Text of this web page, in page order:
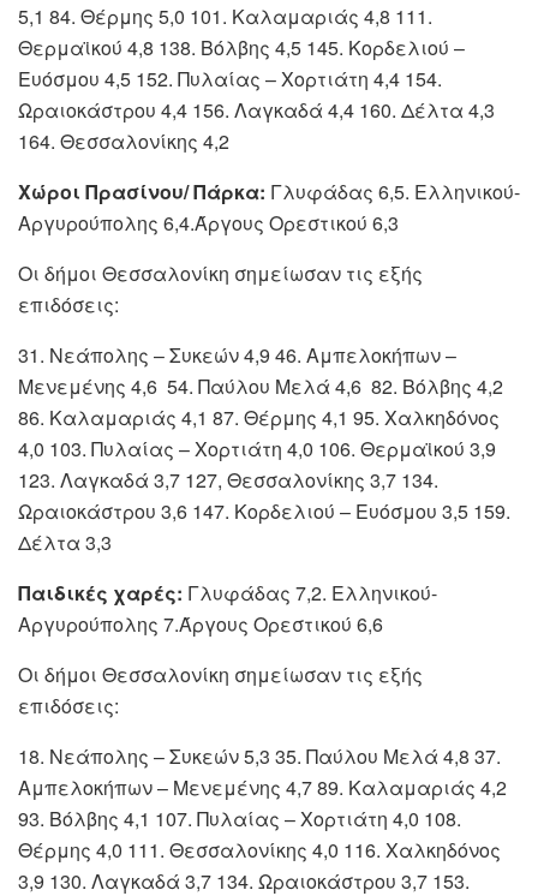
5,1 84. Θέρμης 5,0 101. Καλαμαριάς 4,8 111.
Θερμαϊκού 4,8 138. Βόλβης 4,5 145. Κορδελιού –
Ευόσμου 4,5 152. Πυλαίας – Χορτιάτη 4,4 154.
Ωραιοκάστρου 4,4 156. Λαγκαδά 4,4 160. Δέλτα 4,3
164. Θεσσαλονίκης 4,2
Χώροι Πρασίνου/ Πάρκα: Γλυφάδας 6,5. Ελληνικού-
Αργυρούπολης 6,4.Άργους Ορεστικού 6,3
Οι δήμοι Θεσσαλονίκη σημείωσαν τις εξής
επιδόσεις:
31. Νεάπολης – Συκεών 4,9 46. Αμπελοκήπων –
Μενεμένης 4,6 54. Παύλου Μελά 4,6 82. Βόλβης 4,2
86. Καλαμαριάς 4,1 87. Θέρμης 4,1 95. Χαλκηδόνος
4,0 103. Πυλαίας – Χορτιάτη 4,0 106. Θερμαϊκού 3,9
123. Λαγκαδά 3,7 127, Θεσσαλονίκης 3,7 134.
Ωραιοκάστρου 3,6 147. Κορδελιού – Ευόσμου 3,5 159.
Δέλτα 3,3
Παιδικές χαρές: Γλυφάδας 7,2. Ελληνικού-
Αργυρούπολης 7.Άργους Ορεστικού 6,6
Οι δήμοι Θεσσαλονίκη σημείωσαν τις εξής
επιδόσεις:
18. Νεάπολης – Συκεών 5,3 35. Παύλου Μελά 4,8 37.
Αμπελοκήπων – Μενεμένης 4,7 89. Καλαμαριάς 4,2
93. Βόλβης 4,1 107. Πυλαίας – Χορτιάτη 4,0 108.
Θέρμης 4,0 111. Θεσσαλονίκης 4,0 116. Χαλκηδόνος
3,9 130. Λαγκαδά 3,7 134. Ωραιοκάστρου 3,7 153.